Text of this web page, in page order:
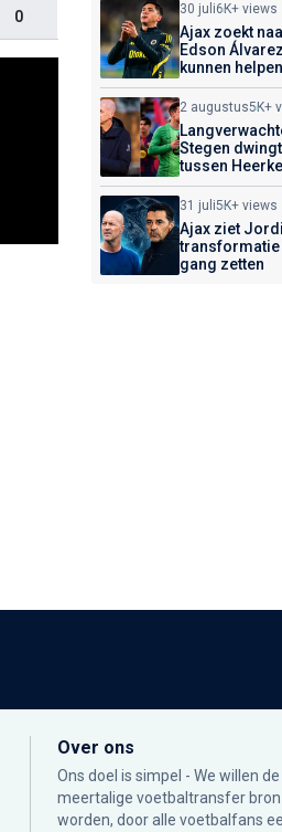
0 30 juli6K+ views
Ajax zoekt
Edson
kunnen helpen
2 augustus5K+
Stegen
tussen
31 juli5K+ views
Ajax ziet
transformatie
gang zetten
Over ons
Ons doel is simpel - We willen
meertalige voetbaltransfer bron
worden, door alle voetbalfans